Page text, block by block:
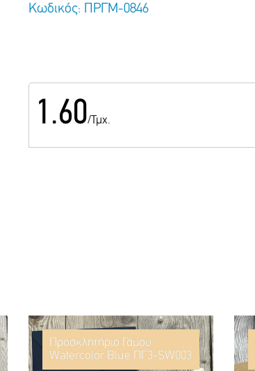
Κωδικός: ΠΡΓΜ-0846
1.60/Τμχ.
Προσκλητήριο Γάμου
Watercolor Blue ΠΓ3-SW003